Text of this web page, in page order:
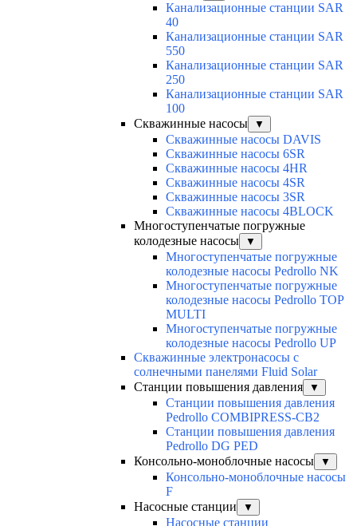
Канализационные станции SAR
40
Канализационные станции SAR
550
Канализационные станции SAR
250
Канализационные станции SAR
100
Скважинные насосы
▼
Скважинные насосы DAVIS
Скважинные насосы 6SR
Скважинные насосы 4HR
Скважинные насосы 4SR
Скважинные насосы 3SR
Скважинные насосы 4BLOCK
Многоступенчатые погружные
колодезные насосы
▼
Многоступенчатые погружные
колодезные насосы Pedrollo NK
Многоступенчатые погружные
колодезные насосы Pedrollo TOP
MULTI
Многоступенчатые погружные
колодезные насосы Pedrollo UP
Скважинные электронасосы с
солнечными панелями Fluid Solar
Станции повышения давления
▼
Станции повышения давления
Pedrollo COMBIPRESS-CB2
Станции повышения давления
Pedrollo DG PED
Консольно-моноблочные насосы
▼
Консольно-моноблочные насосы
F
Насосные станции
▼
Насосные станции